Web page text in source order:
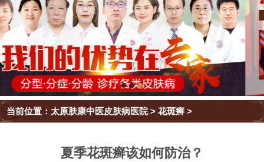
当前位置： 太原肤康中医皮肤病医院>花斑癣 >
夏季花斑癣该如何防治？